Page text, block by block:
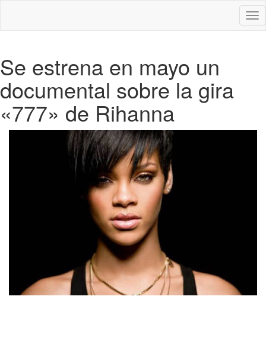
Se estrena en mayo un
documental sobre la gira
«777» de Rihanna